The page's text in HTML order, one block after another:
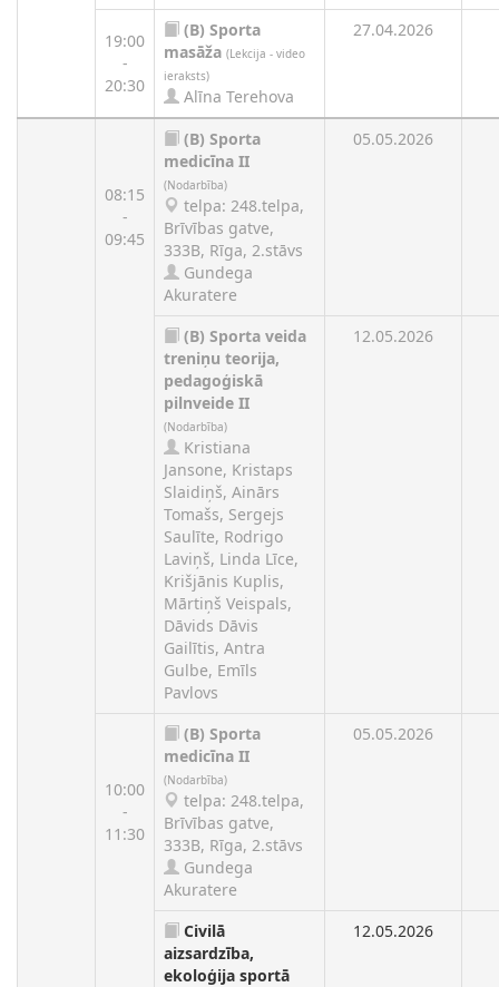
19:00
-
20:30
(B) Sporta
masāža (Lekcija - video
ieraksts)
Alīna Terehova
27.04.2026
08:15
-
09:45
(B) Sporta
medicīna II
(Nodarbība)
telpa: 248.telpa,
Brīvības gatve,
333B, Rīga, 2.stāvs
Gundega
Akuratere
05.05.2026
(B) Sporta veida
treniņu teorija,
pedagoģiskā
pilnveide II
(Nodarbība)
Kristiana
Jansone, Kristaps
Slaidiņš, Ainārs
Tomašs, Sergejs
Saulīte, Rodrigo
Laviņš, Linda Līce,
Krišjānis Kuplis,
Mārtiņš Veispals,
Dāvids Dāvis
Gailītis, Antra
Gulbe, Emīls
Pavlovs
12.05.2026
10:00
-
11:30
(B) Sporta
medicīna II
(Nodarbība)
telpa: 248.telpa,
Brīvības gatve,
333B, Rīga, 2.stāvs
Gundega
Akuratere
05.05.2026
Civilā
aizsardzība,
ekoloģija sportā
12.05.2026